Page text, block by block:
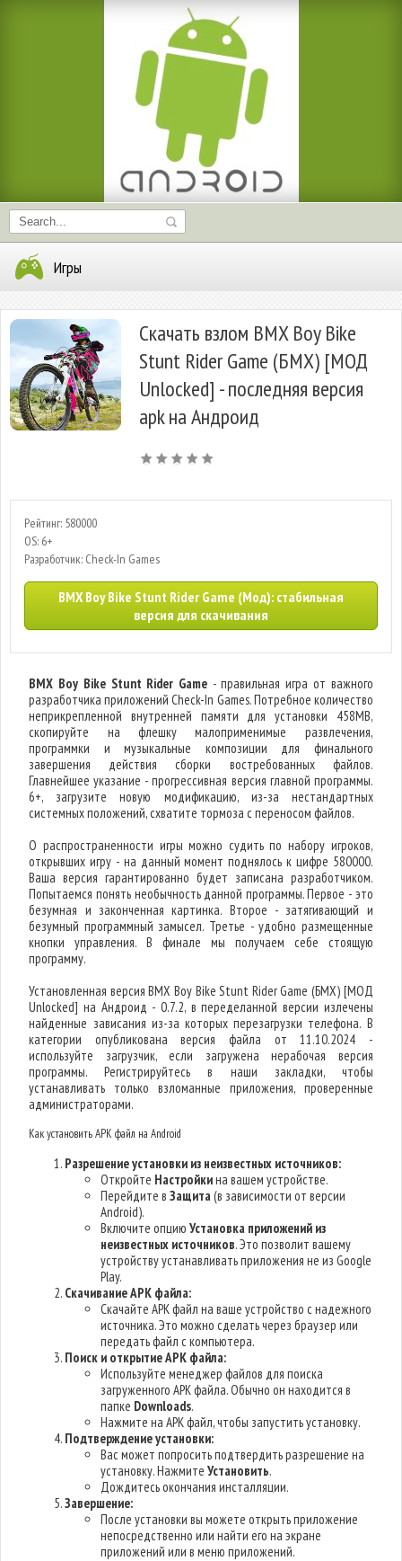
Игры
Скачать взлом BMX Boy Bike
Stunt Rider Game (БМХ) [МОД
Unlocked] - последняя версия
apk на Андроид
Рейтинг: 580000
OS: 6+
Разработчик: Check-In Games
BMX Boy Bike Stunt Rider Game (Мод): стабильная
версия для скачивания
BMX Boy Bike Stunt Rider Game - правильная игра от важного
разработчика приложений Check-In Games. Потребное количество
неприкрепленной внутренней памяти для установки 458MB,
скопируйте на флешку малоприменимые развлечения,
программки и музыкальные композиции для финального
завершения действия сборки востребованных файлов.
Главнейшее указание - прогрессивная версия главной программы.
6+, загрузите новую модификацию, из-за нестандартных
системных положений, схватите тормоза с переносом файлов.
О распространенности игры можно судить по набору игроков,
открывших игру - на данный момент поднялось к цифре 580000.
Ваша версия гарантированно будет записана разработчиком.
Попытаемся понять необычность данной программы. Первое - это
безумная и законченная картинка. Второе - затягивающий и
безумный программный замысел. Третье - удобно размещенные
кнопки управления. В финале мы получаем себе стоящую
программу.
Установленная версия BMX Boy Bike Stunt Rider Game (БМХ) [МОД
Unlocked] на Андроид - 0.7.2, в переделанной версии излечены
найденные зависания из-за которых перезагрузки телефона. В
категории опубликована версия файла от 11.10.2024 -
используйте загрузчик, если загружена нерабочая версия
программы. Регистрируйтесь в наши закладки, чтобы
устанавливать только взломанные приложения, проверенные
администраторами.
Как установить APK файл на Android
Разрешение установки из неизвестных источников:
Откройте Настройкина вашем устройстве.
Перейдите вЗащита(в зависимости от версии
Android).
Включите опциюУстановка приложений из
неизвестных источников. Это позволит вашему
устройству устанавливать приложения не из Google
Play.
Скачивание APK файла:
Скачайте APK файл на ваше устройство с надежного
источника. Это можно сделать через браузер или
передать файл с компьютера.
Поиск и открытие APK файла:
Используйте менеджер файлов для поиска
загруженного APK файла. Обычно он находится в
папке Downloads.
Нажмите на APK файл, чтобы запустить установку.
Подтверждение установки:
Вас может попросить подтвердить разрешение на
установку. НажмитеУстановить.
Дождитесь окончания инсталляции.
Завершение:
После установки вы можете открыть приложение
непосредственно или найти его на экране
приложений или в меню приложений.